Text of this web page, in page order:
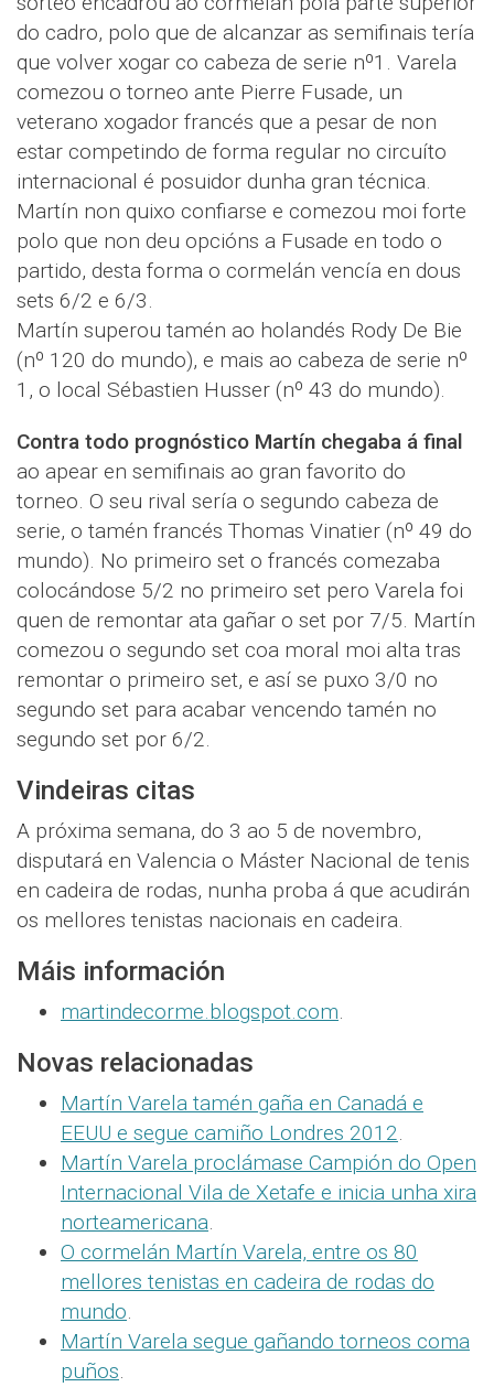
do cadro, polo que de alcanzar as semifinais tería
que volver xogar co cabeza de serie nº1. Varela
comezou o torneo ante Pierre Fusade, un
veterano xogador francés que a pesar de non
estar competindo de forma regular no circuíto
internacional é posuidor dunha gran técnica.
Martín non quixo confiarse e comezou moi forte
polo que non deu opcións a Fusade en todo o
partido, desta forma o cormelán vencía en dous
sets 6/2 e 6/3.
Martín superou tamén ao holandés Rody De Bie
(nº 120 do mundo), e mais ao cabeza de serie nº
1, o local Sébastien Husser (nº 43 do mundo).
Contra todo prognóstico Martín chegaba á final
ao apear en semifinais ao gran favorito do
torneo. O seu rival sería o segundo cabeza de
serie, o tamén francés Thomas Vinatier (nº 49 do
mundo). No primeiro set o francés comezaba
colocándose 5/2 no primeiro set pero Varela foi
quen de remontar ata gañar o set por 7/5. Martín
comezou o segundo set coa moral moi alta tras
remontar o primeiro set, e así se puxo 3/0 no
segundo set para acabar vencendo tamén no
segundo set por 6/2.
Vindeiras citas
A próxima semana, do 3 ao 5 de novembro,
disputará en Valencia o Máster Nacional de tenis
en cadeira de rodas, nunha proba á que acudirán
os mellores tenistas nacionais en cadeira.
Máis información
martindecorme.blogspot.com.
Novas relacionadas
Martín Varela tamén gaña en Canadá e
EEUU e segue camiño Londres 2012.
Martín Varela proclámase Campión do Open
Internacional Vila de Xetafe e inicia unha xira
norteamericana.
O cormelán Martín Varela, entre os 80
mellores tenistas en cadeira de rodas do
mundo.
Martín Varela segue gañando torneos coma
puños.